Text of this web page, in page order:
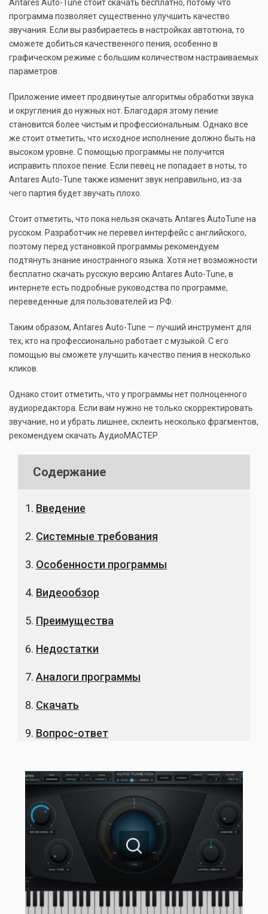
Antares Auto-Tune стоит скачать бесплатно, потому что
программа позволяет существенно улучшить качество
звучания. Если вы разбираетесь в настройках автотюна, то
сможете добиться качественного пения, особенно в
графическом режиме с большим количеством настраиваемых
параметров.
Приложение имеет продвинутые алгоритмы обработки звука
и округления до нужных нот. Благодаря этому пение
становится более чистым и профессиональным. Однако все
же стоит отметить, что исходное исполнение должно быть на
высоком уровне. С помощью программы не получится
исправить плохое пение. Если певец не попадает в ноты, то
Antares Auto-Tune также изменит звук неправильно, из-за
чего партия будет звучать плохо.
Стоит отметить, что пока нельзя скачать Antares AutoTune на
русском. Разработчик не перевел интерфейс с английского,
поэтому перед установкой программы рекомендуем
подтянуть знание иностранного языка. Хотя нет возможности
бесплатно скачать русскую версию Antares Auto-Tune, в
интернете есть подробные руководства по программе,
переведенные для пользователей из РФ.
Таким образом, Antares Auto-Tune — лучший инструмент для
тех, кто на профессионально работает с музыкой. С его
помощью вы сможете улучшить качество пения в несколько
кликов.
Однако стоит отметить, что у программы нет полноценного
аудиоредактора. Если вам нужно не только скорректировать
звучание, но и убрать лишнее, склеить несколько фрагментов,
рекомендуем скачать АудиоМАСТЕР.
Содержание
Введение
Системные требования
Особенности программы
Видеообзор
Преимущества
Недостатки
Аналоги программы
Скачать
Вопрос-ответ